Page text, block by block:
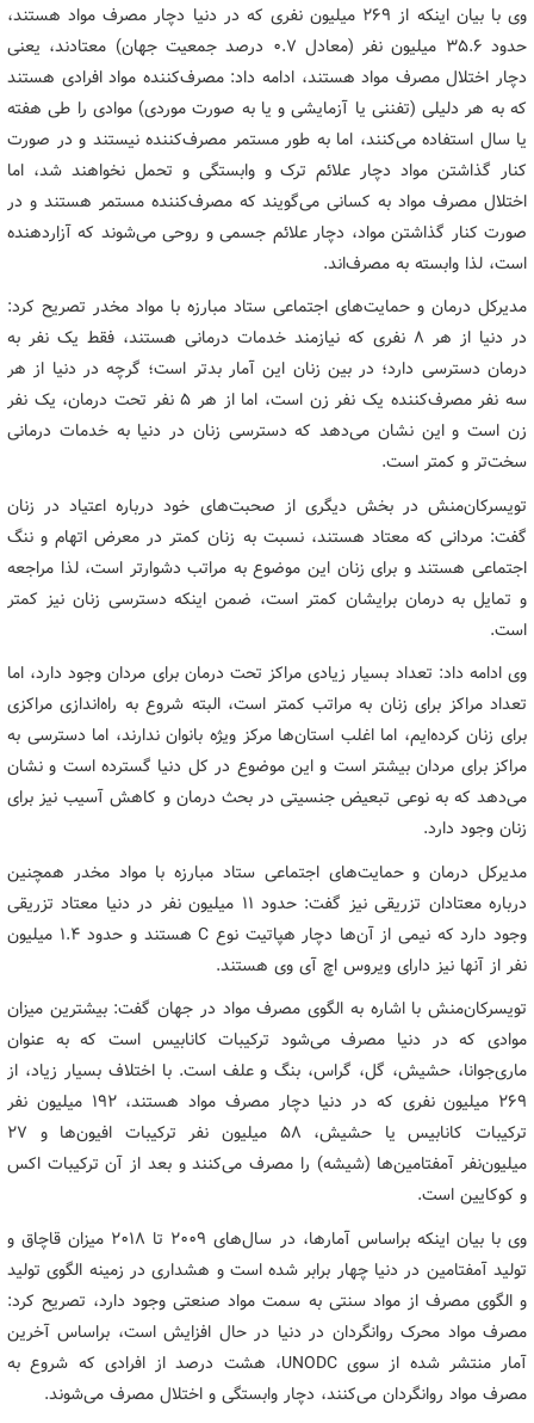
وی با بیان اینکه از ۲۶۹ میلیون نفری که در دنیا دچار مصرف مواد هستند،
حدود ۳۵.۶ میلیون نفر (معادل ۰.۷ درصد جمعیت جهان) معتادند، یعنی
دچار اختلال مصرف مواد هستند، ادامه داد: مصرف‌کننده مواد افرادی هستند
که به هر دلیلی (تفننی یا آزمایشی و یا به صورت موردی) موادی را طی هفته
یا سال استفاده می‌کنند، اما به طور مستمر مصرف‌کننده نیستند و در صورت
کنار گذاشتن مواد دچار علائم ترک و وابستگی و تحمل نخواهند شد، اما
اختلال مصرف مواد به کسانی می‌گویند که مصرف‌کننده مستمر هستند و در
صورت کنار گذاشتن مواد، دچار علائم جسمی و روحی می‌شوند که آزاردهنده
است، لذا وابسته به مصرف‌اند.
مدیرکل درمان و حمایت‌های اجتماعی ستاد مبارزه با مواد مخدر تصریح کرد:
در دنیا از هر ۸ نفری که نیازمند خدمات درمانی هستند، فقط یک نفر به
درمان دسترسی دارد؛ در بین زنان این آمار بدتر است؛ گرچه در دنیا از هر
سه نفر مصرف‌کننده یک نفر زن است، اما از هر ۵ نفر تحت درمان، یک نفر
زن است و این نشان می‌دهد که دسترسی زنان در دنیا به خدمات درمانی
سخت‌تر و کمتر است.
تویسرکان‌منش در بخش دیگری از صحبت‌های خود درباره اعتیاد در زنان
گفت: مردانی که معتاد هستند، نسبت به زنان کمتر در معرض اتهام و ننگ
اجتماعی هستند و برای زنان این موضوع به مراتب دشوارتر است، لذا مراجعه
و تمایل به درمان برایشان کمتر است، ضمن اینکه دسترسی زنان نیز کمتر
است.
وی ادامه داد: تعداد بسیار زیادی مراکز تحت درمان برای مردان وجود دارد، اما
تعداد مراکز برای زنان به مراتب کمتر است، البته شروع به راه‌اندازی مراکزی
برای زنان کرده‌ایم، اما اغلب استان‌ها مرکز ویژه بانوان ندارند، اما دسترسی به
مراکز برای مردان بیشتر است و این موضوع در کل دنیا گسترده است و نشان
می‌دهد که به نوعی تبعیض جنسیتی در بحث درمان و کاهش آسیب نیز برای
زنان وجود دارد.
مدیرکل درمان و حمایت‌های اجتماعی ستاد مبارزه با مواد مخدر همچنین
درباره معتادان تزریقی نیز گفت: حدود ۱۱ میلیون نفر در دنیا معتاد تزریقی
وجود دارد که نیمی از آن‌ها دچار هپاتیت نوع C هستند و حدود ۱.۴ میلیون
نفر از آنها نیز دارای ویروس اچ آی وی هستند.
تویسرکان‌منش با اشاره به الگوی مصرف مواد در جهان گفت: بیشترین میزان
موادی که در دنیا مصرف می‌شود ترکیبات کانابیس است که به عنوان
ماری‌جوانا، حشیش، گل، گراس، بنگ و علف است. با اختلاف بسیار زیاد، از
۲۶۹ میلیون نفری که در دنیا دچار مصرف مواد هستند، ۱۹۲ میلیون نفر
ترکیبات کانابیس یا حشیش، ۵۸ میلیون نفر ترکیبات افیون‌ها و ۲۷
میلیون‌نفر آمفتامین‌ها (شیشه) را مصرف می‌کنند و بعد از آن ترکیبات اکس
و کوکایین است.
وی با بیان اینکه براساس آمارها، در سال‌های ۲۰۰۹ تا ۲۰۱۸ میزان قاچاق و
تولید آمفتامین در دنیا چهار برابر شده است و هشداری در زمینه الگوی تولید
و الگوی مصرف از مواد سنتی به سمت مواد صنعتی وجود دارد، تصریح کرد:
مصرف مواد محرک روانگردان در دنیا در حال افزایش است، براساس آخرین
آمار منتشر شده از سوی UNODC، هشت درصد از افرادی که شروع به
مصرف مواد روانگردان می‌کنند، دچار وابستگی و اختلال مصرف می‌شوند.